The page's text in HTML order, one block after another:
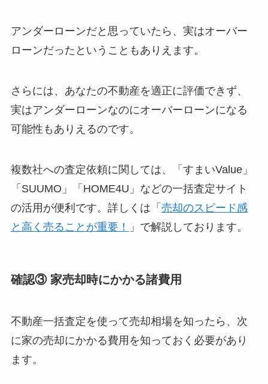
アンダーローンだと思っていたら、実はオーバー
ローンだったということもありえます。
さらには、あなたの不動産を適正に評価できず、
実はアンダーローンなのにオーバーローンになる
可能性もありえるのです。
複数社への査定依頼に関しては、「すまいValue」
「SUUMO」「HOME4U」などの一括査定サイト
の活用が便利です。詳しくは「 売却のスピード感
と高く売ることが重要！
」で解説しております。
確認③ 家売却時にかかる諸費用
不動産一括査定を使って売却相場を知ったら、次
に家の売却にかかる費用を知っておく必要があり
ます。